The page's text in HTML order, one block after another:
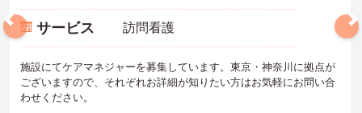
サービス 訪問看護
施設にてケアマネジャーを募集しています。東京・神奈川に拠点が
ございますので、それぞれお詳細が知りたい方はお気軽にお問い合
わせください。